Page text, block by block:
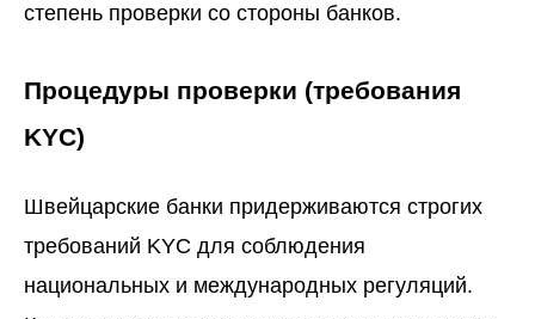
степень проверки со стороны банков.
Процедуры проверки (требования
KYC)
Швейцарские банки придерживаются строгих
требований KYC для соблюдения
национальных и международных регуляций.